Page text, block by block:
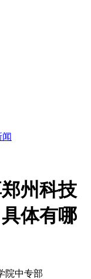
州科技
体有哪
院中专部